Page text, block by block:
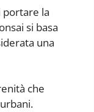
portare la
si basa
una
che